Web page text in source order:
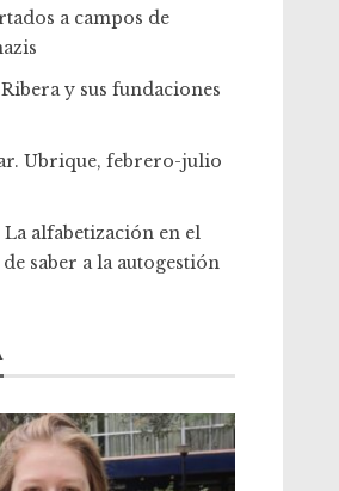
a campos de
y sus fundaciones
Ubrique, febrero-julio
alfabetización en el
saber a la autogestión